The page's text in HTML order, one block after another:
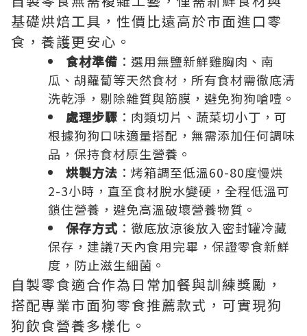
基礎烘焙工具，性價比遠高於市面進口零
食，養護更安心。
食材準備 ：選用無鹽新鮮雞胸肉、南
瓜、胡蘿蔔等天然食材，所有食材需徹底清
洗乾淨，剔除雜質與筋膜，避免狗狗嗆噎。
處理步驟 ：肉類切片、蔬菜切小丁，可
根據狗狗口味適量搭配，無需添加任何調味
品，保持食材原生營養。
烘製方法 ：烤箱調至低溫60-80度慢烘
2-3小時，直至食材脫水變硬，全程低溫可
鎖住營養，避免高溫破壞營養物質。
保存方式 ：徹底放涼後放入密封罐冷藏
保存，建議7天內食用完畢，保證零食新鮮
度，防止滋生細菌。
自製零食適合作為日常加餐與訓練獎勵，
搭配專業市面狗零食推薦款式，可實現狗
狗飲食營養多樣化。